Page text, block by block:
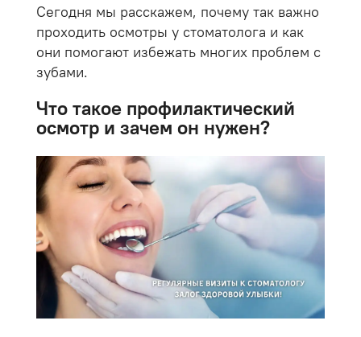
Сегодня мы расскажем, почему так важно
проходить осмотры у стоматолога и как
они помогают избежать многих проблем с
зубами.
Что такое профилактический
осмотр и зачем он нужен?